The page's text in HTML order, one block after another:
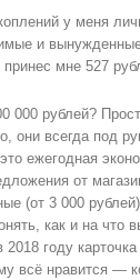
у меня
и
мне 527
000 рублей?
они всегда под
ежегодная
от
(от 3 000
как и на
году
всё нравится —